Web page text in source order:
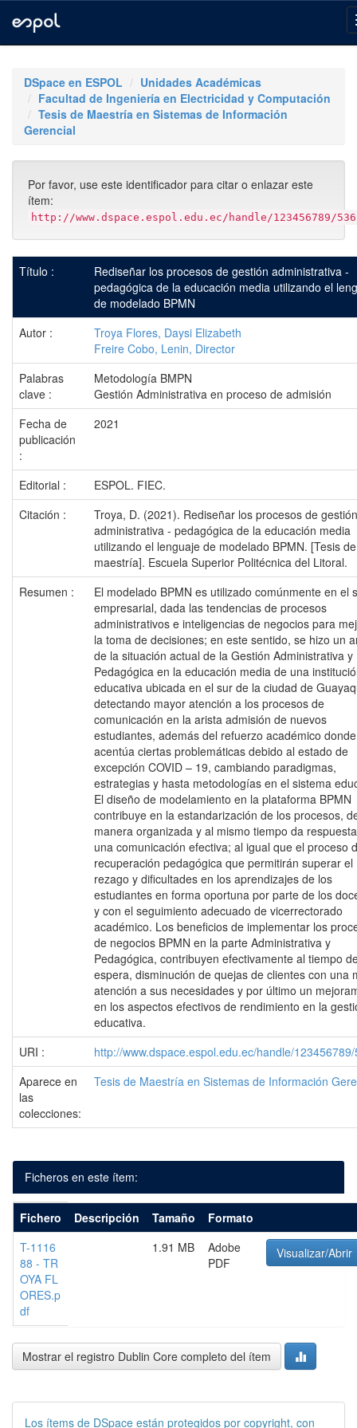
navigationDSpace en ESPOL
Unidades Académicas
Facultad de Ingeniería en Electricidad y Computación
Tesis de Maestría en Sistemas de Información
Gerencial
Por favor, use este identificador para citar o enlazar este
ítem:
http://www.dspace.espol.edu.ec/handle/123456789/
Título :
Rediseñar los procesos de gestión administrativa -
pedagógica de la educación media utilizando el
de modelado BPMN
Autor :
Troya Flores, Daysi Elizabeth
Freire Cobo, Lenin, Director
Palabras
clave :
Metodología BMPN
Gestión Administrativa en proceso de admisión
Fecha de
publicación
:
2021
Editorial :
ESPOL. FIEC.
Citación :
Troya, D. (2021). Rediseñar los procesos de gestión
administrativa - pedagógica de la educación media
utilizando el lenguaje de modelado BPMN. [Tesis de
maestría]. Escuela Superior Politécnica del Litoral.
Resumen :
El modelado BPMN es utilizado comúnmente en el
empresarial, dada las tendencias de procesos
administrativos e inteligencias de negocios para
la toma de decisiones; en este sentido, se hizo un
de la situación actual de la Gestión Administrativa y
Pedagógica en la educación media de una
educativa ubicada en el sur de la ciudad de
detectando mayor atención a los procesos de
comunicación en la arista admisión de nuevos
estudiantes, además del refuerzo académico
acentúa ciertas problemáticas debido al estado de
excepción COVID – 19, cambiando paradigmas,
estrategias y hasta metodologías en el sistema
El diseño de modelamiento en la plataforma BPMN
contribuye en la estandarización de los procesos,
manera organizada y al mismo tiempo da
una comunicación efectiva; al igual que el proceso
recuperación pedagógica que permitirán superar el
rezago y dificultades en los aprendizajes de los
estudiantes en forma oportuna por parte de los
y con el seguimiento adecuado de vicerrectorado
académico. Los beneficios de implementar los
de negocios BPMN en la parte Administrativa y
Pedagógica, contribuyen efectivamente al tiempo
espera, disminución de quejas de clientes con una
atención a sus necesidades y por último un
en los aspectos efectivos de rendimiento en la
educativa.
URI :
http://www.dspace.espol.edu.ec/handle/
Aparece en
las
colecciones:
Tesis de Maestría en Sistemas de Información
Ficheros en este ítem:
Fichero Descripción Tamaño
Formato
T-1116
88 - TR
OYA FL
ORES.p
df
1.91 MB
Adobe
PDF
Visualizar/Abrir
Mostrar el registro Dublin Core completo del ítem
Los ítems de DSpace están protegidos por copyright, con